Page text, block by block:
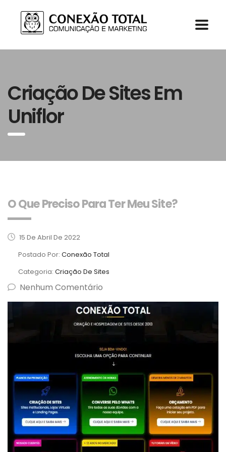
Criação De Sites Em
Uniflor
O Que Preciso Para Ter Meu Site?
15 De Abril De 2022
Postado Por: Conexão Total
Categoria: Criação De Sites
Nenhum Comentário